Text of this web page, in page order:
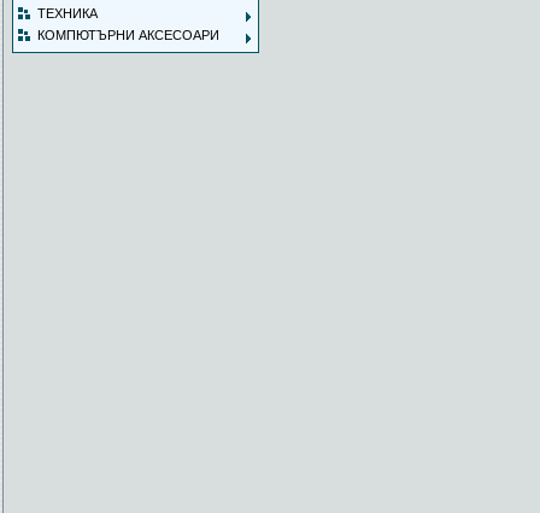
ТЕХНИКА
КОМПЮТЪРНИ АКСЕСОАРИ